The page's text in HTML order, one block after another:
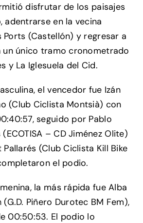
disfrutar de los paisajes
adentrarse en la vecina
Ports (Castellón) y regresar a
un único tramo cronometrado
y La Iglesuela del Cid.
el vencedor fue Izán
(Club Ciclista Montsià) con
seguido por Pablo
– CD Jiménez Olite)
(Club Ciclista Kill Bike
el podio.
la más rápida fue Alba
Piñero Durotec BM Fem),
00:50:53. El podio lo